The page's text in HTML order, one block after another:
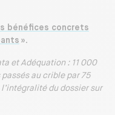
bénéfices concrets
».
et Adéquation : 11 000
au crible par 75
du dossier sur